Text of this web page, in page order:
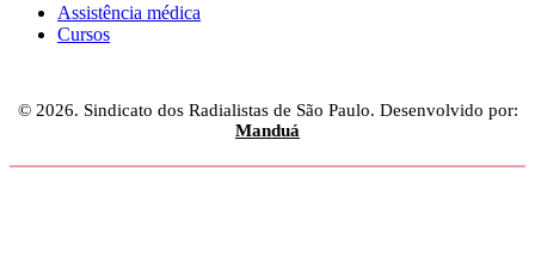
Assistência médica
Cursos
© 2026. Sindicato dos Radialistas de São Paulo. Desenvolvido por:
Manduá